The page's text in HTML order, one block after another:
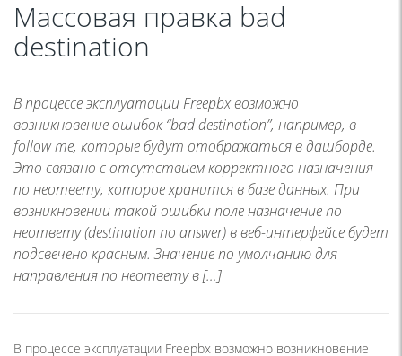
Массовая правка bad
destination
В процессе эксплуатации Freepbx возможно
возникновение ошибок “bad destination”, например, в
follow me, которые будут отображаться в дашборде.
Это связано с отсутствием корректного назначения
по неответу, которое хранится в базе данных. При
возникновении такой ошибки поле назначение по
неответу (destination no answer) в веб-интерфейсе будет
подсвечено красным. Значение по умолчанию для
направления по неответу в […]
В процессе эксплуатации Freepbx возможно возникновение